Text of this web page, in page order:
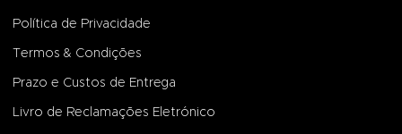
Política de Privacidade
Termos & Condições
Prazo e Custos de Entrega
Livro de Reclamações Eletrónico